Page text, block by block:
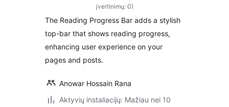
įvertinimų: 0)
The Reading Progress Bar adds a stylish
top-bar that shows reading progress,
enhancing user experience on your
pages and posts.
Anowar Hossain Rana
Aktyvių instaliacijų: Mažiau nei 10